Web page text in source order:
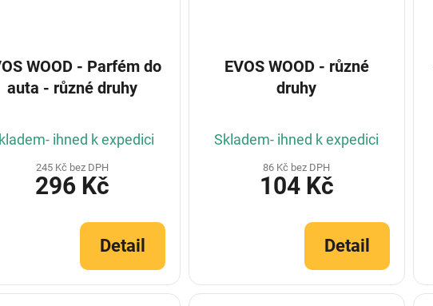
WOOD - Parfém do
auta - různé druhy
ihned k expedici
245 Kč bez DPH
296 Kč
Detail
EVOS WOOD - různé
druhy
Skladem- ihned k expedici
86 Kč bez DPH
104 Kč
Detail